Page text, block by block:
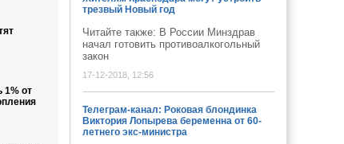
1% от
трезвый Новый год
Читайте также: В России Минздрав
начал готовить противоалкогольный
закон
17-12-2018, 12:56
Телеграм-канал: Роковая блондинка
Виктория Лопырева беременна от 60-
летнего экс-министра